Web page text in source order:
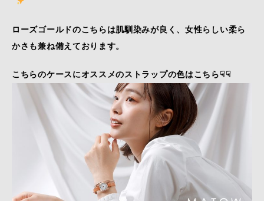
ローズゴールドのこちらは肌馴染みが良く、女性らしい柔ら
かさも兼ね備えております。
こちらのケースにオススメのストラップの色はこちら☟☟